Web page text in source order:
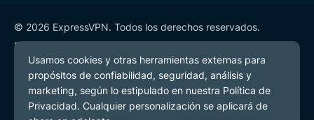
© 2026 ExpressVPN. Todos los derechos reservados.
Política de Privacidad
Términos de Servicio
Preferencias de cookies